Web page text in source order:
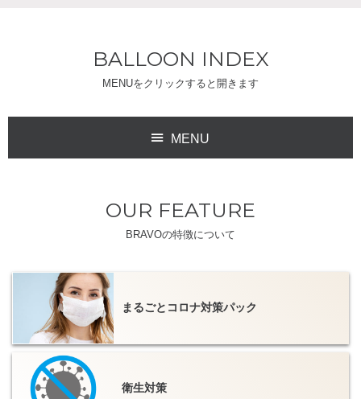
BALLOON INDEX
MENUをクリックすると開きます
MENU
インフレータブル アドバルーン
OUR FEATURE
BRAVOの特徴について
まるごとコロナ対策パック
衛生対策